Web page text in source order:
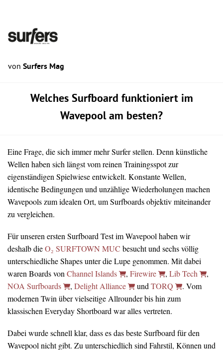
von Surfers Mag
Welches Surfboard funktioniert im
Wavepool am besten?
Eine Frage, die sich immer mehr Surfer stellen. Denn künstliche
Wellen haben sich längst vom reinen Trainingsspot zur
eigenständigen Spielwiese entwickelt. Konstante Wellen,
identische Bedingungen und unzählige Wiederholungen machen
Wavepools zum idealen Ort, um Surfboards objektiv miteinander
zu vergleichen.
Für unseren ersten Surfboard Test im Wavepool haben wir
deshalb dieO₂ SURFTOWN MUC besucht und sechs völlig
unterschiedliche Shapes unter die Lupe genommen. Mit dabei
waren Boards von Channel Islands , Firewire , Lib Tech
,
NOA Surfboards
, Delight Alliance und TORQ
. Vom
modernen Twin über vielseitige Allrounder bis hin zum
klassischen Everyday Shortboard war alles vertreten.
Dabei wurde schnell klar, dass es das beste Surfboard für den
Wavepool nicht gibt. Zu unterschiedlich sind Fahrstil, Können und